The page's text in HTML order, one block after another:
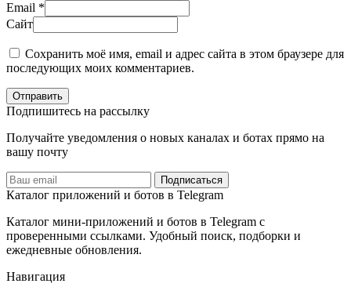
Email *
Сайт
Сохранить моё имя, email и адрес сайта в этом браузере для
последующих моих комментариев.
Отправить
Подпишитесь на рассылку
Получайте уведомления о новых каналах и ботаx прямо на
вашу почту
Подписаться
Каталог приложений и ботов в Telegram
Каталог мини-приложений и ботов в Telegram с
проверенными ссылками. Удобный поиск, подборки и
ежедневные обновления.
Навигация